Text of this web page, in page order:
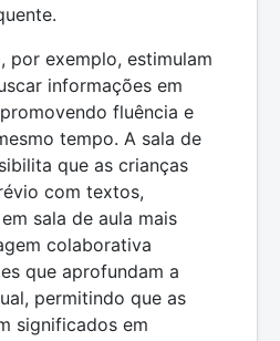
por exemplo, estimulam
informações em
fluência e
tempo. A sala de
que as crianças
com textos,
sala de aula mais
colaborativa
que aprofundam a
permitindo que as
significados em